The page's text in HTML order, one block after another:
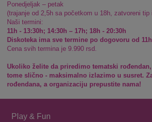
Ponedjeljak – petak
(trajanje od 2,5h sa početkom u 18h, zatvoreni tip
Naši termini:
11h - 13:30h; 14:30h – 17h; 18h - 20:30h
Diskoteka ima sve termine po dogovoru od
Cena svih termina je 9.990 rsd.
Ukoliko želite da priredimo tematski
tome slično - maksimalno izlazimo u susret.
rođendana, a organizaciju prepustite nama!
Play & Fun